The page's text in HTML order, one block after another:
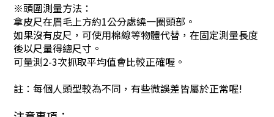
※頭圍測量方法：
拿皮尺在眉毛上方約1公分處繞一圈頭部。
如果沒有皮尺，可使用棉線等物體代替，在固定測量長度
後以尺量得總尺寸。
可量測2-3次抓取平均值會比較正確喔。
註：每個人頭型較為不同，有些微誤差皆屬於正常喔!